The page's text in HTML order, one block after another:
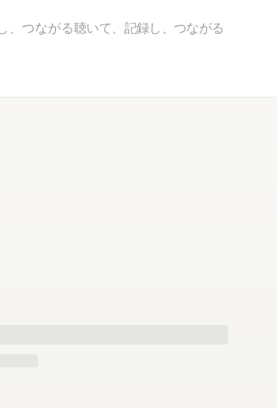
、つながる聴いて、記録し、つながる